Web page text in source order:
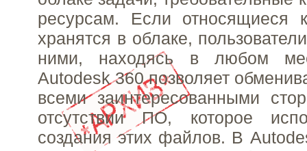
ресурсам. Если относящиеся
хранятся в облаке,
ними, находясь в любом
Autodesk 360 позволяет
всеми заинтересованными
отсутствии ПО, которое
создания этих файлов. В